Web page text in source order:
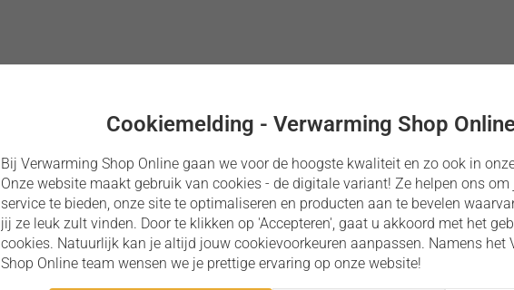
Cookiemelding - Verwarming Shop
Bij Verwarming Shop Online gaan we voor de hoogste kwaliteit en zo ook in
Onze website maakt gebruik van cookies - de digitale variant! Ze helpen ons om
service te bieden, onze site te optimaliseren en producten aan te bevelen
jij ze leuk zult vinden. Door te klikken op 'Accepteren', gaat u akkoord met het
cookies. Natuurlijk kan je altijd jouw cookievoorkeuren aanpassen. Namens het
Shop Online team wensen we je prettige ervaring op onze website!